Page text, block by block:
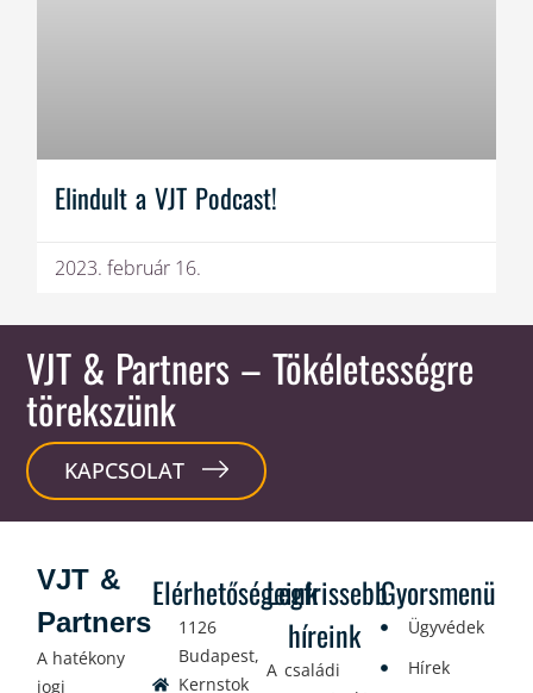
Elindult a VJT Podcast!
2023. február 16.
VJT & Partners – Tökéletességre
törekszünk
KAPCSOLAT
Elérhetőségeink
1126
Budapest,
Kernstok
Legfrissebb
híreink
A családi
Gyorsmenü
Ügyvédek
Hírek
VJT &
Partners
A hatékony
jogi